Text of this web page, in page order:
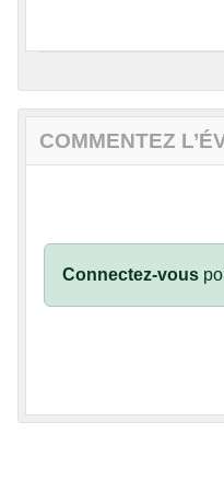
COMMENTEZ
Connectez-vous